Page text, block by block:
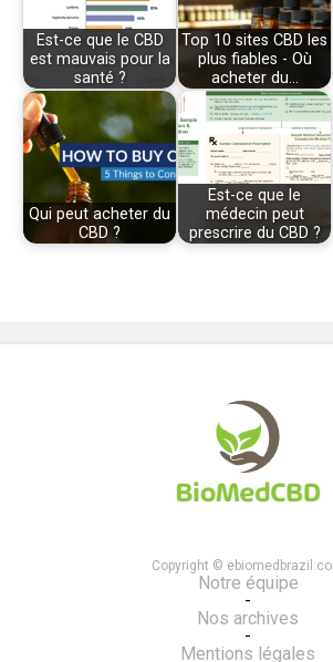
Est-ce que le CBD
est mauvais pour la
santé ?
Top 10 sites CBD les
plus fiables - Où
acheter du…
Qui peut acheter du
CBD ?
Est-ce que le
médecin peut
prescrire du CBD ?
Copyright ©
Notre équipe
-
Nos archives
-
Mentions légales